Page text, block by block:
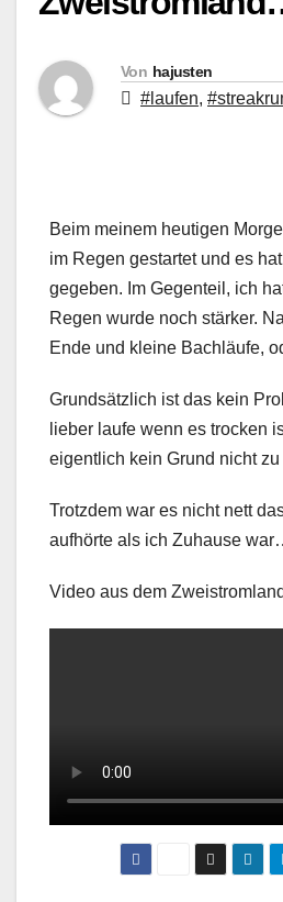
Von hajusten
#laufen,
Beim meinem heutigen
im Regen gestartet und es
gegeben. Im Gegenteil, ich
Regen wurde noch stärker.
Ende und kleine Bachläufe,
Grundsätzlich ist das kein
lieber laufe wenn es trocken
eigentlich kein Grund nicht zu
Trotzdem war es nicht nett
aufhörte als ich Zuhause
Video aus dem